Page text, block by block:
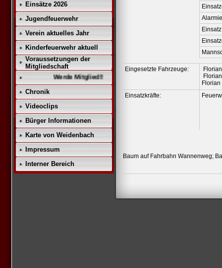
Einsätze 2026
Jugendfeuerwehr
Verein aktuelles Jahr
Kinderfeuerwehr aktuell
Voraussetzungen der
Mitgliedschaft
Werde Mitglied!!
Chronik
Videoclips
Bürger Informationen
Karte von Weidenbach
Impressum
Interner Bereich
Eingesetzte Fahrzeuge:
Einsatzkräfte:
Baum auf Fahrbahn Wannenweg;